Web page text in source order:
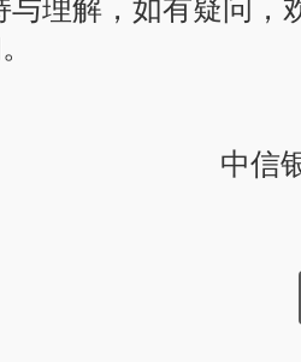
与理解，如有疑问，
中信